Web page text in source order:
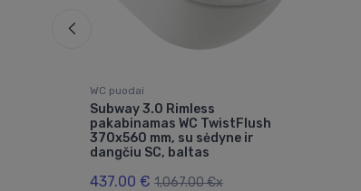
WC puodai
Subway 3.0 Rimless
pakabinamas WC TwistFlush
370x560 mm, su sėdyne ir
dangčiu SC, baltas
437.00 € 1,067.00 €x